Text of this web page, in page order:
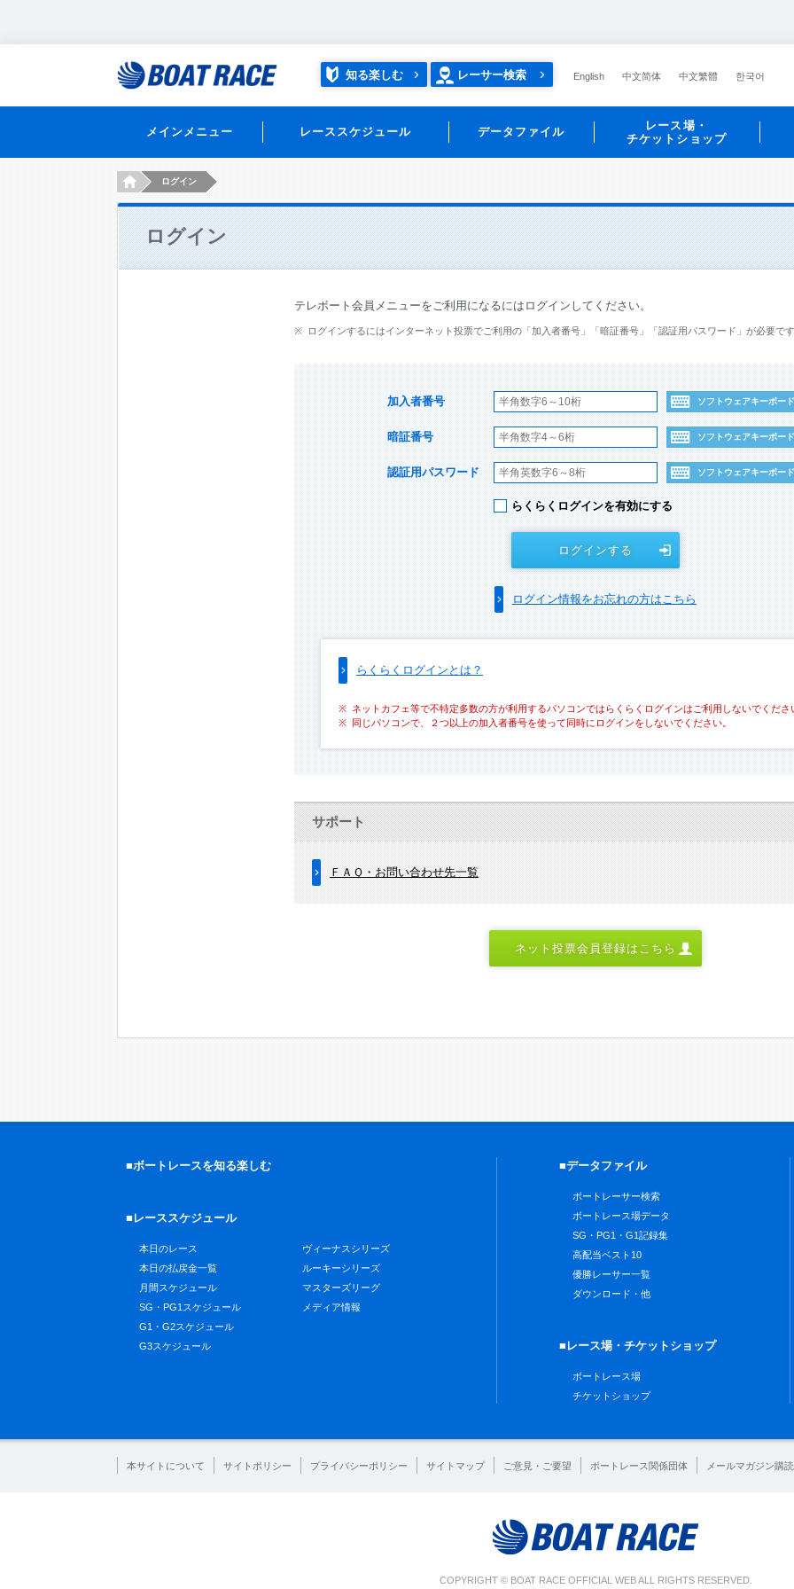
知る楽しむ レーサー検索 English 中文简体 中文繁體 한국어
メインメニュー レーススケジュール データファイル
レース場・
チケットショップ
HOMEログイン
ログイン
テレボート会員メニューをご利用になるにはログインしてください。
ログインするにはインターネット投票でご利用の「加入者番号」「暗証番号」「認証用パスワード」が必要です
加入者番号 ソフトウェアキーボード
暗証番号 ソフトウェアキーボード
認証用パスワード ソフトウェアキーボード
らくらくログインを有効にする
ログインする
ログイン情報をお忘れの方はこちら
らくらくログインとは？
ネットカフェ等で不特定多数の方が利用するパソコンではらくらくログインはご利用しないでくださ
同じパソコンで、２つ以上の加入者番号を使って同時にログインをしないでください。
サポート
ＦＡＱ・お問い合わせ先一覧
ネット投票会員登録はこちら
■ボートレースを知る楽しむ
■レーススケジュール
本日のレース
本日の払戻金一覧
月間スケジュール
SG・PG1スケジュール
G1・G2スケジュール
G3スケジュール
ヴィーナスシリーズ
ルーキーシリーズ
マスターズリーグ
メディア情報
■データファイル
ボートレーサー検索
ボートレース場データ
SG・PG1・G1記録集
高配当ベスト10
優勝レーサー一覧
ダウンロード・他
■レース場・チケットショップ
ボートレース場
チケットショップ
本サイトについて サイトポリシー プライバシーポリシー サイトマップ ご意見・ご要望 ボートレース関係団体 メールマガジン購読
COPYRIGHT © BOAT RACE OFFICIAL WEB ALL RIGHTS RESERVED.